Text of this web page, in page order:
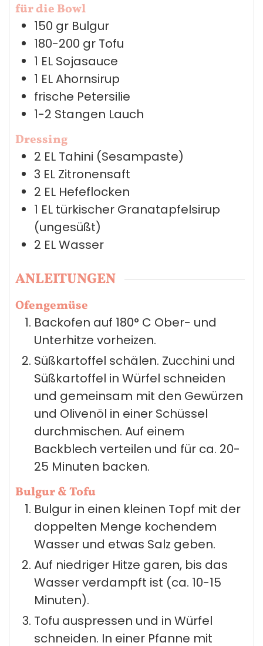
für die Bowl
150 gr Bulgur
180-200 gr Tofu
1 EL Sojasauce
1 ELAhornsirup
frische Petersilie
1-2 Stangen Lauch
Dressing
2 EL Tahini (Sesampaste)
3 EL Zitronensaft
2 EL Hefeflocken
1 EL türkischer Granatapfelsirup
(ungesüßt)
2 ELWasser
ANLEITUNGEN
Ofengemüse
Backofen auf 180° C Ober- und
Unterhitze vorheizen.
Süßkartoffel schälen. Zucchini und
Süßkartoffel in Würfel schneiden
und gemeinsam mit den Gewürzen
und Olivenöl in einer Schüssel
durchmischen. Auf einem
Backblech verteilen und für ca. 20-
25 Minuten backen.
Bulgur & Tofu
Bulgur in einen kleinen Topf mit der
doppelten Menge kochendem
Wasser und etwas Salz geben.
Auf niedriger Hitze garen, bis das
Wasser verdampft ist (ca. 10-15
Minuten).
Tofu auspressen und in Würfel
schneiden. In einer Pfanne mit